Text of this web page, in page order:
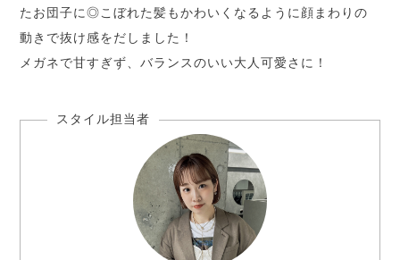
たお団子に◎こぼれた髪もかわいくなるように顔まわりの
動きで抜け感をだしました！
メガネで甘すぎず、バランスのいい大人可愛さに！